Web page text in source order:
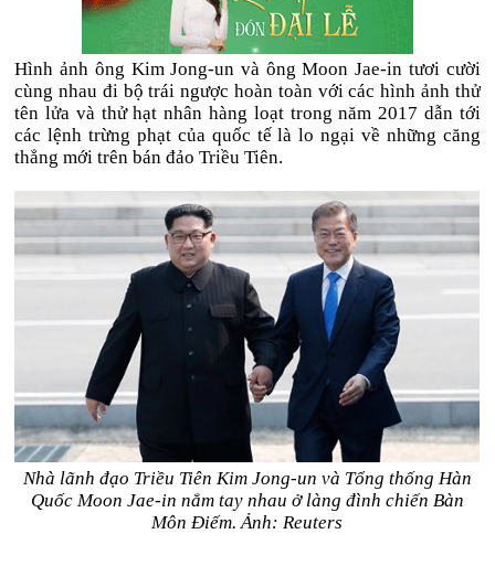
Hình ảnh ông Kim Jong-un và ông Moon Jae-in tươi cười
cùng nhau đi bộ trái ngược hoàn toàn với các hình ảnh thử
tên lửa và thử hạt nhân hàng loạt trong năm 2017 dẫn tới
các lệnh trừng phạt của quốc tế là lo ngại về những căng
thẳng mới trên bán đảo Triều Tiên.
Nhà lãnh đạo Triều Tiên Kim Jong-un và Tổng thống Hàn
Quốc Moon Jae-in nắm tay nhau ở làng đình chiến Bàn
Môn Điếm. Ảnh: Reuters